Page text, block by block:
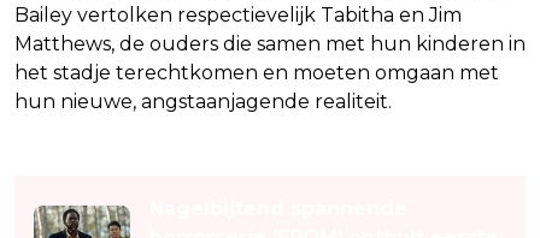
Bailey vertolken respectievelijk Tabitha en Jim
Matthews, de ouders die samen met hun kinderen in
het stadje terechtkomen en moeten omgaan met
hun nieuwe, angstaanjagende realiteit.